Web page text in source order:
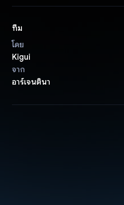
ทีม
โดย
Kigui
จาก
อาร์เจนตินา